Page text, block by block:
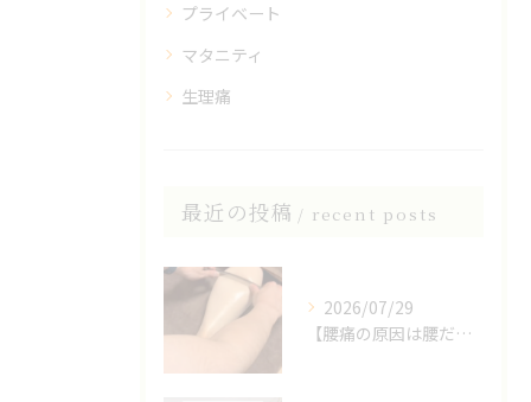
プライベート
マタニティ
生理痛
最近の投稿 recent posts
2026/07/29
【腰痛の原因は腰だけじゃない？】